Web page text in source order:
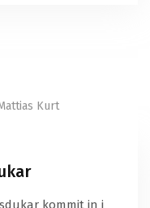
Kurt
kommit in i